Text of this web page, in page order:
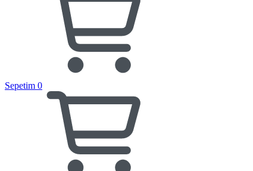
Sepetim 0